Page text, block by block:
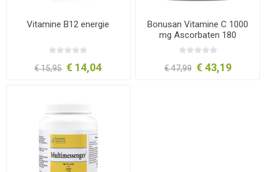
Vitamine B12 energie
€ 15,95 € 14,04
Bonusan Vitamine C 1000
mg Ascorbaten 180
tabletten
€ 47,99 € 43,19